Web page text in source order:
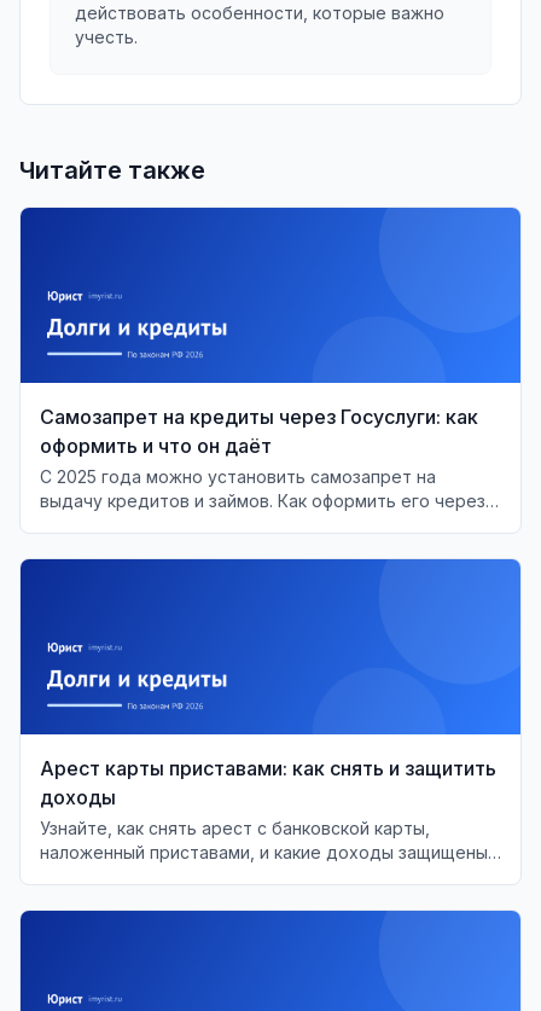
действовать особенности, которые важно
учесть.
Читайте также
Самозапрет на кредиты через Госуслуги: как
оформить и что он даёт
С 2025 года можно установить самозапрет на
выдачу кредитов и займов. Как оформить его через
Арест карты приставами: как снять и защитить
доходы
Узнайте, как снять арест с банковской карты,
наложенный приставами, и какие доходы защищены